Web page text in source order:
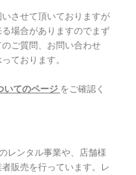
させて頂いておりますが
場合がありますのでまず
ご質問、お問い合わせ
ております。
いてのページ をご確認く
レンタル事業や、店舗様
販売を行っています。レ